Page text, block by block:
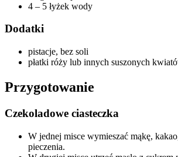
4 – 5 łyżek wody
Dodatki
pistacje, bez soli
płatki róży lub innych suszonych
Przygotowanie
Czekoladowe ciasteczka
W jednej misce wymieszać mąkę,
pieczenia.